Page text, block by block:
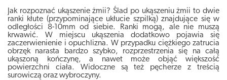
Jak rozpoznać ukąszenie żmii? Ślad po ukąszeniu żmii to dwie
ranki kłute (przypominające ukłucie szpilką) znajdujące się w
odległości 8-10mm od siebie. Ranki mogą, ale nie muszą
krwawić. W miejscu ukąszenia dodatkowo pojawia się
zaczerwienienie i opuchlizna. W przypadku ciężkiego zatrucia
obrzęk narasta bardzo szybko, rozprzestrzenia się na całą
ukąszoną kończynę, a nawet może objąć większość
powierzchni ciała. Widoczne są też pęcherze z treścią
surowiczą oraz wybroczyny.